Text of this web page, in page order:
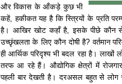
और विकास के आँकड़े कुछ भी
कहें, हकीकत यह है कि स्त्रियों के प्रति
है। आखिर खोट कहाँ है, इसके पीछे कौन
उच्छृंखलता के लिए कौन दोषी है? वर्तमान
ही आर्थिक परिदृश्य भी बदल रहा है। लाखों
तरफ आ रहे हैं। औद्योगिक क्षेत्रों में
पहली बार देखती है। दरअसल बहुत से लोग